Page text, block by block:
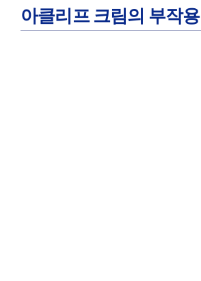
아클리프 크림의 부작용